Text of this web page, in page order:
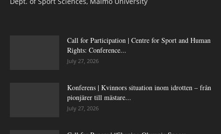
Call for Participation | Centre for Sport and Human
Rights: Conference...
July 27, 2026
Konferens | Kvinnors situation inom idrotten – från
pionjärer till mästare...
July 27, 2026